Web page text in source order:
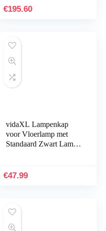
staande lamp
€195.60
vidaXL Lampenkap
voor Vloerlamp met
Standaard Zwart Lamp
€47.99